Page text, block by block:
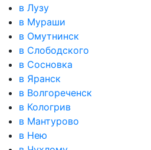
в Лузу
в Мураши
в Омутнинск
в Слободского
в Сосновка
в Яранск
в Волгореченск
в Кологрив
в Мантурово
в Нею